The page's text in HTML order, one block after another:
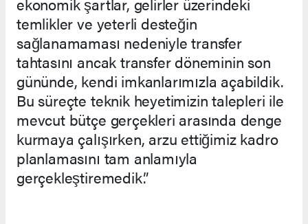
temlikler ve yeterli desteğin
sağlanamaması nedeniyle transfer
tahtasını ancak transfer döneminin son
gününde, kendi imkanlarımızla açabildik.
Bu süreçte teknik heyetimizin talepleri ile
mevcut bütçe gerçekleri arasında denge
kurmaya çalışırken, arzu ettiğimiz kadro
planlamasını tam anlamıyla
gerçekleştiremedik.”